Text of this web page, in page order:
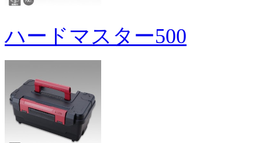
ハードマスター500